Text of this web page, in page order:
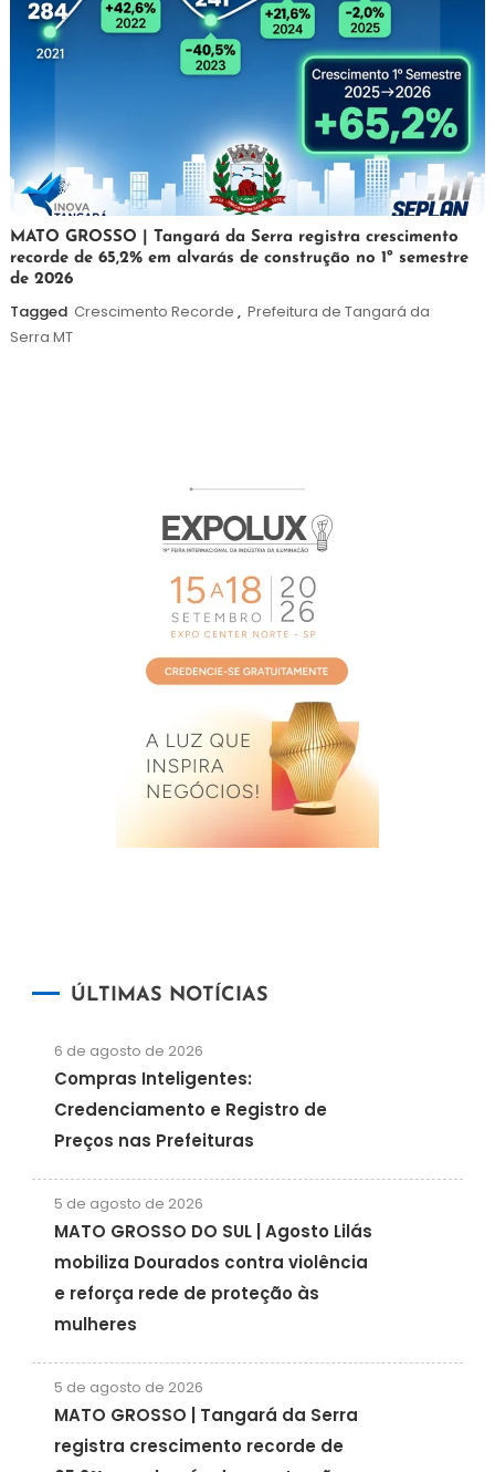
5
de
agosto
de
2026
Maurilio
MATO GROSSO | Tangará da Serra registra crescimento
recorde de 65,2% em alvarás de construção no 1º semestre
de 2026
Tagged Crescimento Recorde , Prefeitura de Tangará da
Serra MT
ÚLTIMAS NOTÍCIAS
6 de agosto de 2026
Compras Inteligentes:
Credenciamento e Registro de
Preços nas Prefeituras
5 de agosto de 2026
MATO GROSSO DO SUL | Agosto Lilás
mobiliza Dourados contra violência
e reforça rede de proteção às
mulheres
5 de agosto de 2026
MATO GROSSO | Tangará da Serra
registra crescimento recorde de